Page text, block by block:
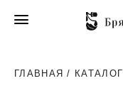
ГЛАВНАЯ / КАТАЛОГ